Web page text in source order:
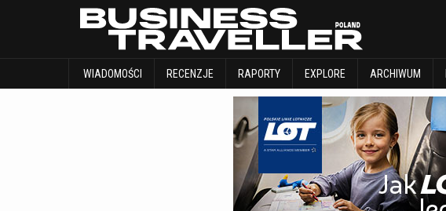
WIADOMOŚCI RECENZJE RAPORTY EXPLORE ARCHIWUM
WIADOMOŚCI RECENZJE